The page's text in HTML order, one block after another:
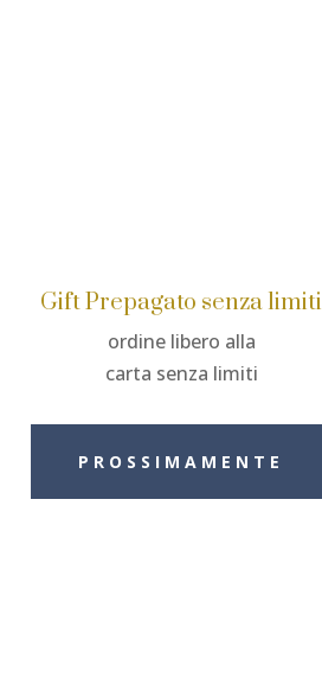
Gift Prepagato senza limiti
ordine libero alla
carta senza limiti
PROSSIMAMENTE